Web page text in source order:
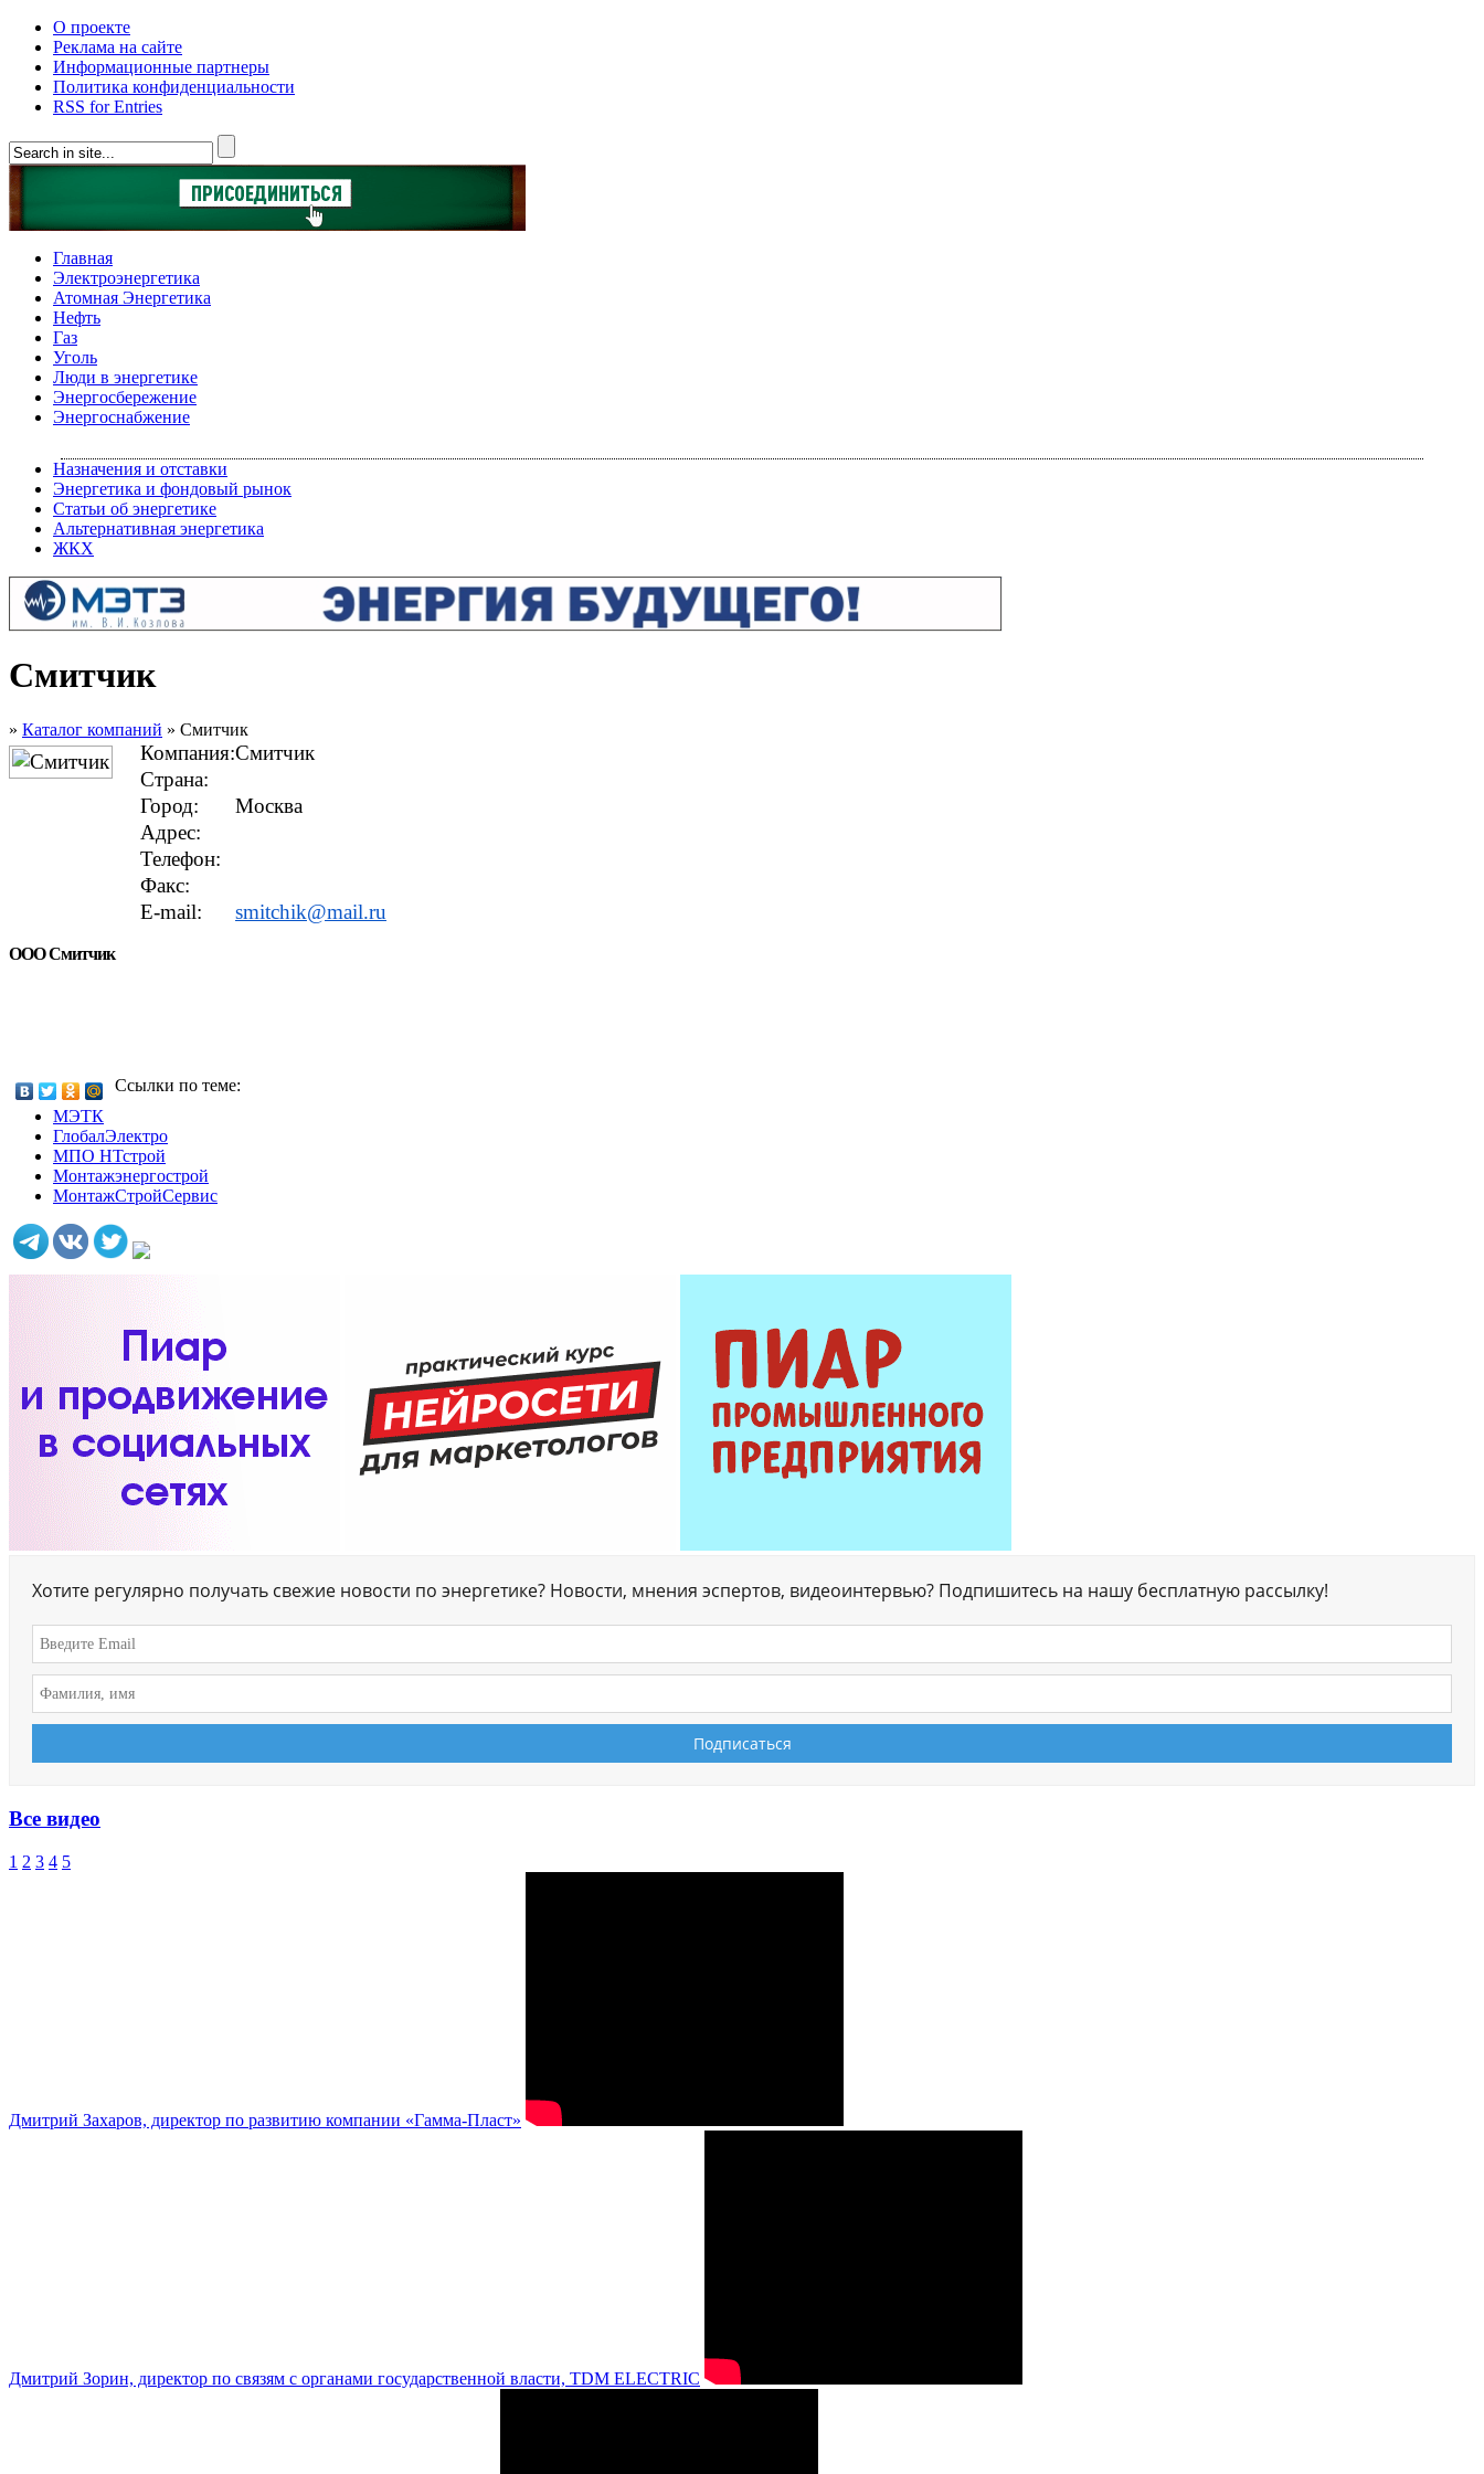
О проекте
Реклама на сайте
Информационные партнеры
Политика конфиденциальности
RSS for Entries
Главная
Электроэнергетика
Атомная Энергетика
Нефть
Газ
Уголь
Люди в энергетике
Энергосбережение
Энергоснабжение
Назначения и отставки
Энергетика и фондовый рынок
Статьи об энергетике
Альтернативная энергетика
ЖКХ
Смитчик
» Каталог компаний » Смитчик
Компания:Смитчик
Страна:
Город:
Москва
Адрес:
Телефон:
Факс:
E-mail:
smitchik@mail.ru
ООО Смитчик
Ссылки по теме:
МЭТК
ГлобалЭлектро
МПО НТстрой
Монтажэнергострой
МонтажСтройСервис
Хотите регулярно получать свежие новости по энергетике? Новости, мнения эспертов, видеоинтервью? Подпишитесь на нашу бесплатную рассылку!
Все видео
1 2 3 4 5
Дмитрий Захаров, директор по развитию компании «Гамма-Пласт»
Дмитрий Зорин, директор по связям с органами государственной власти, TDM ELECTRIC